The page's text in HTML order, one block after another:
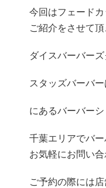
今回はフェード
ご紹介をさせて頂
ダイスバーバー
スタッズバーバ
にあるバーバーシ
千葉エリアでバ
お気軽にお問い合
ご予約の際には